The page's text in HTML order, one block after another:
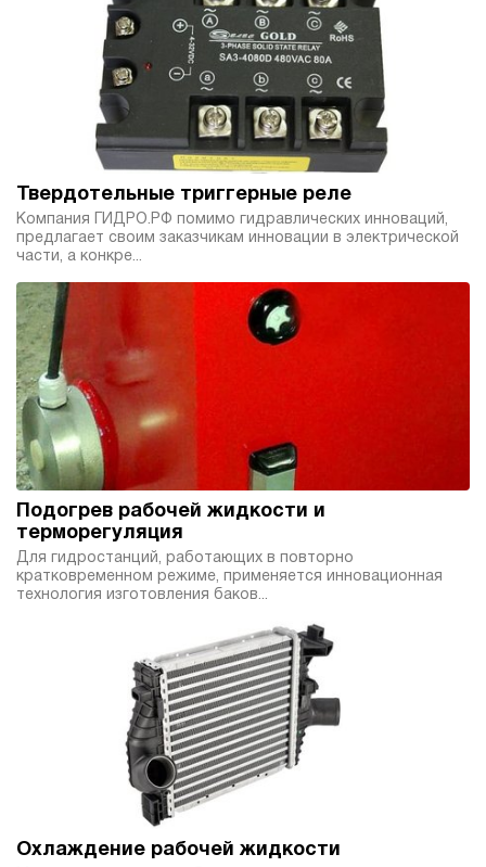
Твердотельные триггерные реле
Компания ГИДРО.РФ помимо гидравлических инноваций,
предлагает своим заказчикам инновации в электрической
части, а конкре...
Подогрев рабочей жидкости и
терморегуляция
Для гидростанций, работающих в повторно
кратковременном режиме, применяется инновационная
технология изготовления баков...
Охлаждение рабочей жидкости